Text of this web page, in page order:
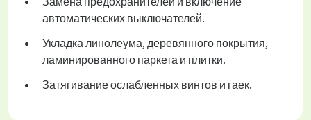
автоматических выключателей.
Укладка линолеума, деревянного покрытия,
ламинированного паркета и плитки.
Затягивание ослабленных винтов и гаек.